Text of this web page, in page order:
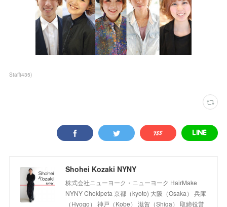
Staff(435)
Shohei Kozaki NYNY
株式会社ニューヨーク・ニューヨーク HairMake
NYNY Chokipeta 京都（kyoto) 大阪（Osaka） 兵庫
（Hyogo） 神戸（Kobe） 滋賀（Shiga） 取締役営